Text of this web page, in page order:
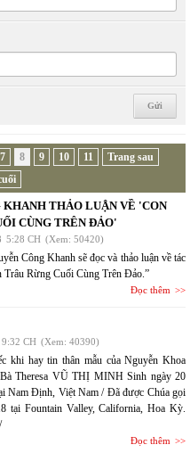
7 8 9 10 11
Trang sau
KHANH THẢO LUẬN VỀ 'CON
CÙNG TRÊN ĐẢO'
5:28 CH (Xem: 50420)
Công Khanh sẽ đọc và thảo luận về tác
Trâu Rừng Cuối Cùng Trên Đảo.”
Đọc thêm
9:32 CH (Xem: 40390)
khi hay tin thân mẫu của Nguyễn Khoa
Theresa VŨ THỊ MINH Sinh ngày 20
Nam Định, Việt Nam / Đã được Chúa gọi
tại Fountain Valley, California, Hoa Kỳ.
Đọc thêm